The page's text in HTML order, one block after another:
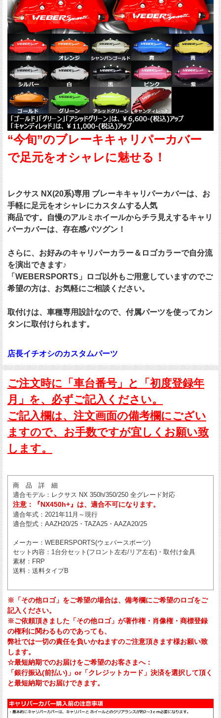
“今旬”のブレーキキャリパーカバー
で足元をオシャレに魅せる！
レクサス NX(20系)専用 ブレーキキャリパーカバーは、お
手軽に足元をオシャレにカスタムする人気
商品です。自慢のアルミホイールからチラ見えするキャリ
パーカバーは、存在感バツグン！
さらに、お好みのキャリパーカラー＆ロゴカラーで自分流
を演出できます♪
「WEBERSPORTS」ロゴ以外もご用意していますのでご
希望の方は、お気軽にご相談ください。
取付けは、車種専用設計なので、付属パーツを使ってカン
タンに取付けられます。
店長イチオシのカスタムパーツ
ご注文時に「車台番号」と「初度登録年
月」を、必ずご記入ください。
ご記入欄は、注文画面の備考欄にござい
ますので、お手数ですが宜しくお願い致
します。
商 品 詳 細
適合モデル ：レクサス NX 350h/350/250 全グレード対応
注意：『NX450h+』は、適合不可になります。
適合年式 ：2021年11月～現行
適合型式 ：AAZH20/25・TAZA25・AAZA20/25
メーカー ：WEBERSPORTS(ウェバースポーツ)
セット内容 ：1台分セット(フロント左右/リア左右)・取付け金具
素材 ：FRP
送料 ：送料タイプB
※「その他ロゴ」をご希望の場合は、備考欄にご希望のロゴをご
記入ください。
※ご依頼頂きました「その他ロゴ」が著作権・肖像権・商標登録
の権利に関わるものであっても、
弊社では一切の責任を負いかねますのご注意頂きます様お願い致
します。
☆最短納期でのお届けをご希望のお客さまへ：
「銀行振込(前払い)」or「クレジットカード」決済を選択して頂く
と最短納期でお届けできます。